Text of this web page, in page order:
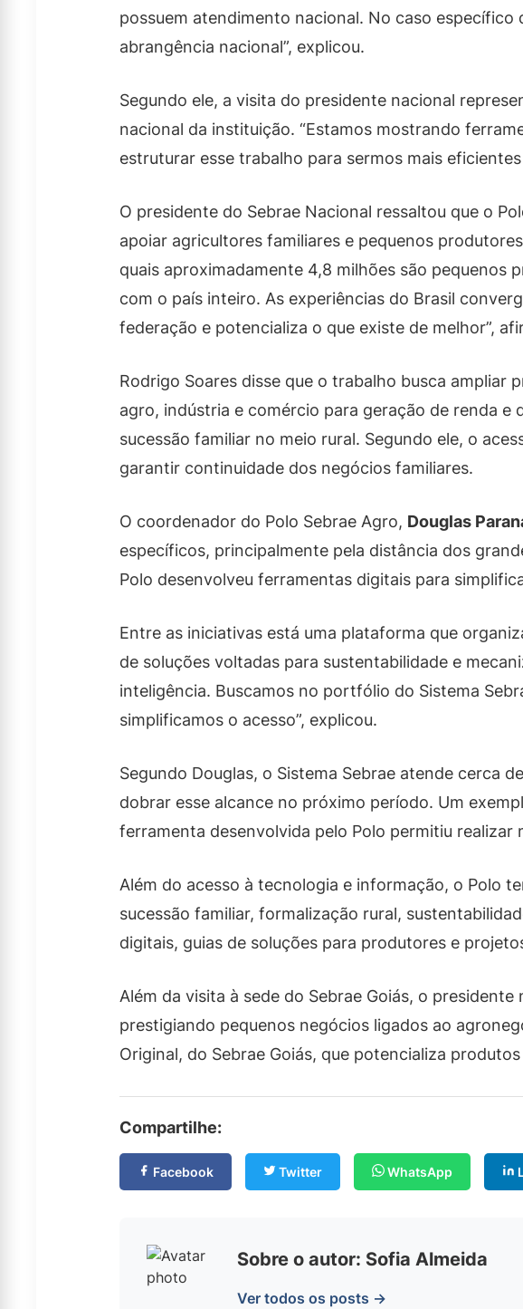
possuem atendimento nacional. No caso
abrangência nacional”, explicou.
Segundo ele, a visita do presidente nacional
nacional da instituição. “Estamos mostrando
estruturar esse trabalho para sermos mais
O presidente do Sebrae Nacional ressaltou que o
apoiar agricultores familiares e pequenos
quais aproximadamente 4,8 milhões são pequenos
com o país inteiro. As experiências do Brasil
federação e potencializa o que existe de melhor”,
Rodrigo Soares disse que o trabalho busca
agro, indústria e comércio para geração de renda
sucessão familiar no meio rural. Segundo ele, o
garantir continuidade dos negócios familiares.
O coordenador do Polo Sebrae Agro, Douglas
específicos, principalmente pela distância dos
Polo desenvolveu ferramentas digitais para
Entre as iniciativas está uma plataforma que
de soluções voltadas para sustentabilidade e
inteligência. Buscamos no portfólio do Sistema
simplificamos o acesso”, explicou.
Segundo Douglas, o Sistema Sebrae atende cerca
dobrar esse alcance no próximo período. Um
ferramenta desenvolvida pelo Polo permitiu realizar
Além do acesso à tecnologia e informação, o Polo
sucessão familiar, formalização rural,
digitais, guias de soluções para produtores e
Além da visita à sede do Sebrae Goiás, o
prestigiando pequenos negócios ligados ao
Original, do Sebrae Goiás, que potencializa
Compartilhe:
Facebook Twitter WhatsApp
Sobre o autor: Sofia Almeida
Ver todos os posts →